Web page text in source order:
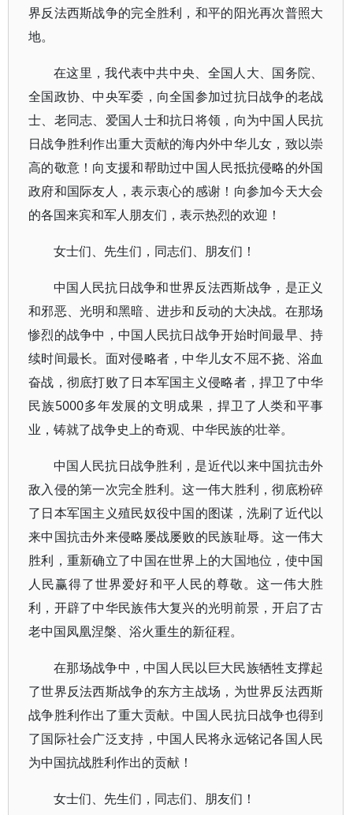
界反法西斯战争的完全胜利，和平的阳光再次普照大
地。
在这里，我代表中共中央、全国人大、国务院、
全国政协、中央军委，向全国参加过抗日战争的老战
士、老同志、爱国人士和抗日将领，向为中国人民抗
日战争胜利作出重大贡献的海内外中华儿女，致以崇
高的敬意！向支援和帮助过中国人民抵抗侵略的外国
政府和国际友人，表示衷心的感谢！向参加今天大会
的各国来宾和军人朋友们，表示热烈的欢迎！
女士们、先生们，同志们、朋友们！
中国人民抗日战争和世界反法西斯战争，是正义
和邪恶、光明和黑暗、进步和反动的大决战。在那场
惨烈的战争中，中国人民抗日战争开始时间最早、持
续时间最长。面对侵略者，中华儿女不屈不挠、浴血
奋战，彻底打败了日本军国主义侵略者，捍卫了中华
民族5000多年发展的文明成果，捍卫了人类和平事
业，铸就了战争史上的奇观、中华民族的壮举。
中国人民抗日战争胜利，是近代以来中国抗击外
敌入侵的第一次完全胜利。这一伟大胜利，彻底粉碎
了日本军国主义殖民奴役中国的图谋，洗刷了近代以
来中国抗击外来侵略屡战屡败的民族耻辱。这一伟大
胜利，重新确立了中国在世界上的大国地位，使中国
人民赢得了世界爱好和平人民的尊敬。这一伟大胜
利，开辟了中华民族伟大复兴的光明前景，开启了古
老中国凤凰涅槃、浴火重生的新征程。
在那场战争中，中国人民以巨大民族牺牲支撑起
了世界反法西斯战争的东方主战场，为世界反法西斯
战争胜利作出了重大贡献。中国人民抗日战争也得到
了国际社会广泛支持，中国人民将永远铭记各国人民
为中国抗战胜利作出的贡献！
女士们、先生们，同志们、朋友们！